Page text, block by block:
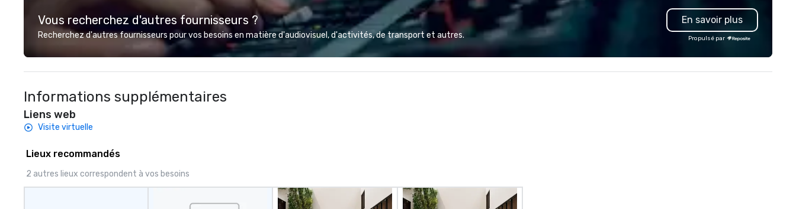
Vous recherchez d'autres fournisseurs ?
Recherchez d'autres fournisseurs pour vos besoins en matière d'audiovisuel, d'activités, de transport et autres.
En savoir plus
Propulsé par
Informations supplémentaires
Liens web
Visite virtuelle
Lieux recommandés
2 autres lieux correspondent à vos besoins